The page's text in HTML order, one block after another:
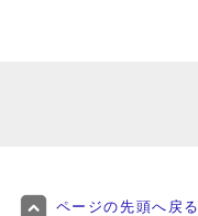
ページの先頭へ戻る